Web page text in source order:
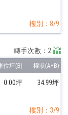
樓別：8/9
0.00坪 34.99坪
樓別：3/9
轉手次數：2